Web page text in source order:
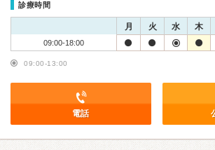
診療時間
月 火 水 木
09:00-18:00
09:00-13:00
電話